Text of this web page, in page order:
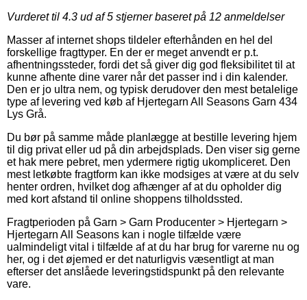
Vurderet til 4.3 ud af 5 stjerner baseret på 12 anmeldelser
Masser af internet shops tildeler efterhånden en hel del
forskellige fragttyper. En der er meget anvendt er p.t.
afhentningssteder, fordi det så giver dig god fleksibilitet til at
kunne afhente dine varer når det passer ind i din kalender.
Den er jo ultra nem, og typisk derudover den mest betalelige
type af levering ved køb af Hjertegarn All Seasons Garn 434
Lys Grå.
Du bør på samme måde planlægge at bestille levering hjem
til dig privat eller ud på din arbejdsplads. Den viser sig gerne
et hak mere pebret, men ydermere rigtig ukompliceret. Den
mest letkøbte fragtform kan ikke modsiges at være at du selv
henter ordren, hvilket dog afhænger af at du opholder dig
med kort afstand til online shoppens tilholdssted.
Fragtperioden på Garn > Garn Producenter > Hjertegarn >
Hjertegarn All Seasons kan i nogle tilfælde være
ualmindeligt vital i tilfælde af at du har brug for varerne nu og
her, og i det øjemed er det naturligvis væsentligt at man
efterser det anslåede leveringstidspunkt på den relevante
vare.